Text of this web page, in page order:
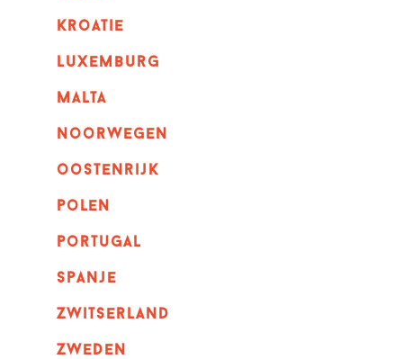
kroatie
luxemburg
malta
noorwegen
oostenrijk
polen
portugal
spanje
zwitserland
zweden